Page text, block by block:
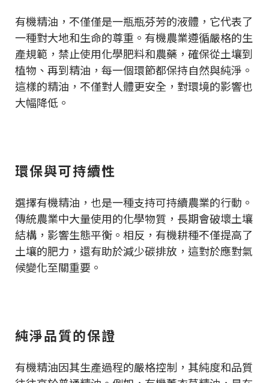
有機精油，不僅僅是一瓶瓶芬芳的液體，它代表了
一種對大地和生命的尊重。有機農業遵循嚴格的生
產規範，禁止使用化學肥料和農藥，確保從土壤到
植物、再到精油，每一個環節都保持自然與純淨。
這樣的精油，不僅對人體更安全，對環境的影響也
大幅降低。
環保與可持續性
選擇有機精油，也是一種支持可持續農業的行動。
傳統農業中大量使用的化學物質，長期會破壞土壤
結構，影響生態平衡。相反，有機耕種不僅提高了
土壤的肥力，還有助於減少碳排放，這對於應對氣
候變化至關重要。
純淨品質的保證
有機精油因其生產過程的嚴格控制，其純度和品質